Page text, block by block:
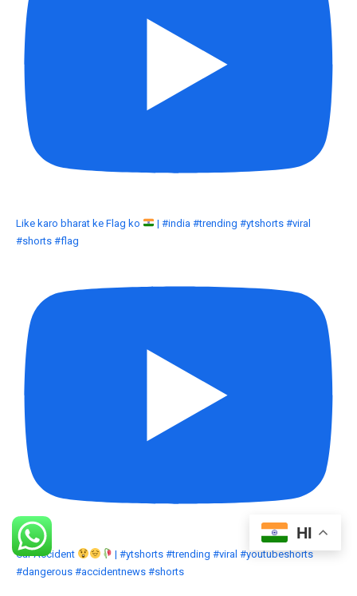
Like karo bharat ke Flag ko
| #india #trending #ytshorts #viral
#shorts #flag
Car Accident
| #ytshorts #trending #viral #youtubeshorts
#dangerous #accidentnews #shorts
HI